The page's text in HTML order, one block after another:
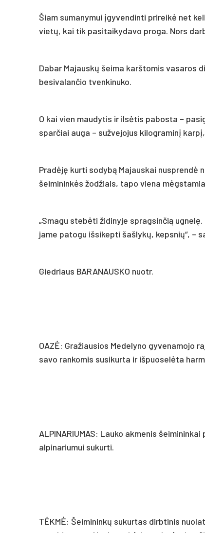
Šiam sumanymui įgyvendinti prireikė net
vietų, kai tik pasitaikydavo proga. Nors
Dabar Majauskų šeima karštomis vasaros
besivalančio tvenkinuko.
O kai vien maudytis ir ilsėtis pabosta –
sparčiai auga – sužvejojus kilograminį
Pradėję kurti sodybą Majauskai
šeimininkės žodžiais, tapo viena
„Smagu stebėti židinyje spragsinčią
jame patogu išsikepti šašlykų, kepsnių“, –
Giedriaus BARANAUSKO nuotr.
OAZĖ: Gražiausios Medelyno gyvenamojo
savo rankomis susikurta ir išpuoselėta
ALPINARIUMAS: Lauko akmenis
alpinariumui sukurti.
TĖKMĖ: Šeimininkų sukurtas dirbtinis